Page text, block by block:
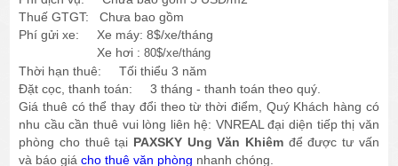
Thuế GTGT: Chưa bao gồm
Phí gửi xe: Xe máy: 8$/xe/tháng
Xe hơi :80$/xe/tháng
Thời hạn thuê: Tối thiểu 3 năm
Đặt cọc, thanh toán: 3 tháng - thanh toán theo quý.
Giá thuê có thể thay đổi theo từ thời điểm, Quý Khách hàng có
nhu cầu cần thuê vui lòng liên hệ: VNREAL đại diện tiếp thị văn
phòng cho thuê tại PAXSKY Ung Văn Khiêm để được tư vấn
và báo giácho thuê văn phòng nhanh chóng.